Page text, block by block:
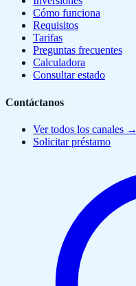
Cómo funciona
Requisitos
Tarifas
Preguntas frecuentes
Calculadora
Consultar estado
Contáctanos
Ver todos los canales →
Solicitar préstamo